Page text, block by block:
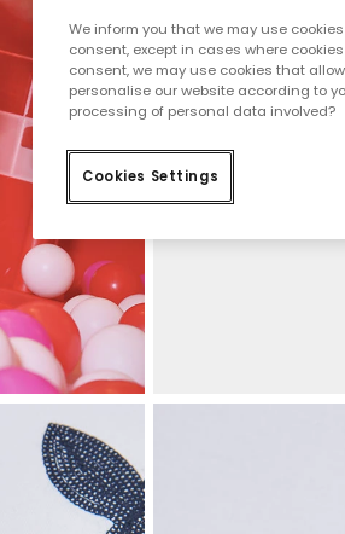
We inform you that we may use
consent, except in cases where
consent, we may use cookies that
personalise our website according to
processing of personal data involved?
Cookies Settings